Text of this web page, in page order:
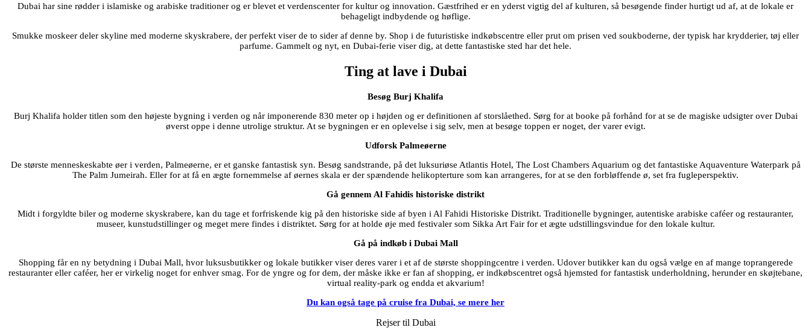
Dubai har sine rødder i islamiske og arabiske traditioner og er blevet et verdenscenter for kultur og innovation. Gæstfrihed er en yderst vigtig del af kulturen, så besøgende finder hurtigt ud af, at de lokale er
behageligt indbydende og høflige.
Smukke moskeer deler skyline med moderne skyskrabere, der perfekt viser de to sider af denne by. Shop i de futuristiske indkøbscentre eller prut om prisen ved soukboderne, der typisk har krydderier, tøj eller
parfume. Gammelt og nyt, en Dubai-ferie viser dig, at dette fantastiske sted har det hele.
Ting at lave i Dubai
Besøg Burj Khalifa
Burj Khalifa holder titlen som den højeste bygning i verden og når imponerende 830 meter op i højden og er definitionen af ​​storslåethed. Sørg for at booke på forhånd for at se de magiske udsigter over Dubai
øverst oppe i denne utrolige struktur. At se bygningen er en oplevelse i sig selv, men at besøge toppen er noget, der varer evigt.
Udforsk Palmeøerne
De største menneskeskabte øer i verden, Palmeøerne, er et ganske fantastisk syn. Besøg sandstrande, på det luksuriøse Atlantis Hotel, The Lost Chambers Aquarium og det fantastiske Aquaventure Waterpark på
The Palm Jumeirah. Eller for at få en ægte fornemmelse af øernes skala er der spændende helikopterture som kan arrangeres, for at se den forbløffende ø, set fra fugleperspektiv.
Gå gennem Al Fahidis historiske distrikt
Midt i forgyldte biler og moderne skyskrabere, kan du tage et forfriskende kig på den historiske side af byen i Al Fahidi Historiske Distrikt. Traditionelle bygninger, autentiske arabiske caféer og restauranter,
museer, kunstudstillinger og meget mere findes i distriktet. Sørg for at holde øje med festivaler som Sikka Art Fair for et ægte udstillingsvindue for den lokale kultur.
Gå på indkøb i Dubai Mall
Shopping får en ny betydning i Dubai Mall, hvor luksusbutikker og lokale butikker viser deres varer i et af de største shoppingcentre i verden. Udover butikker kan du også vælge en af ​​mange toprangerede
restauranter eller caféer, her er virkelig noget for enhver smag. For de yngre og for dem, der måske ikke er fan af shopping, er indkøbscentret også hjemsted for fantastisk underholdning, herunder en skøjtebane,
virtual reality-park og endda et akvarium!
Du kan også tage på cruise fra Dubai, se mere her
Rejser til Dubai